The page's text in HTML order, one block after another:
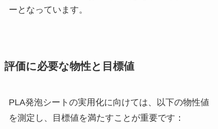
ーとなっています。
評価に必要な物性と目標値
PLA発泡シートの実用化に向けては、以下の物性値
を測定し、目標値を満たすことが重要です：